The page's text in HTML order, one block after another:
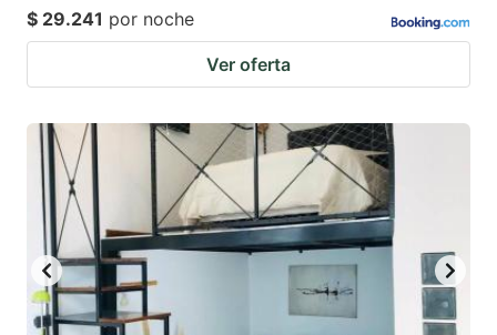
$ 29.241 por noche
Ver oferta